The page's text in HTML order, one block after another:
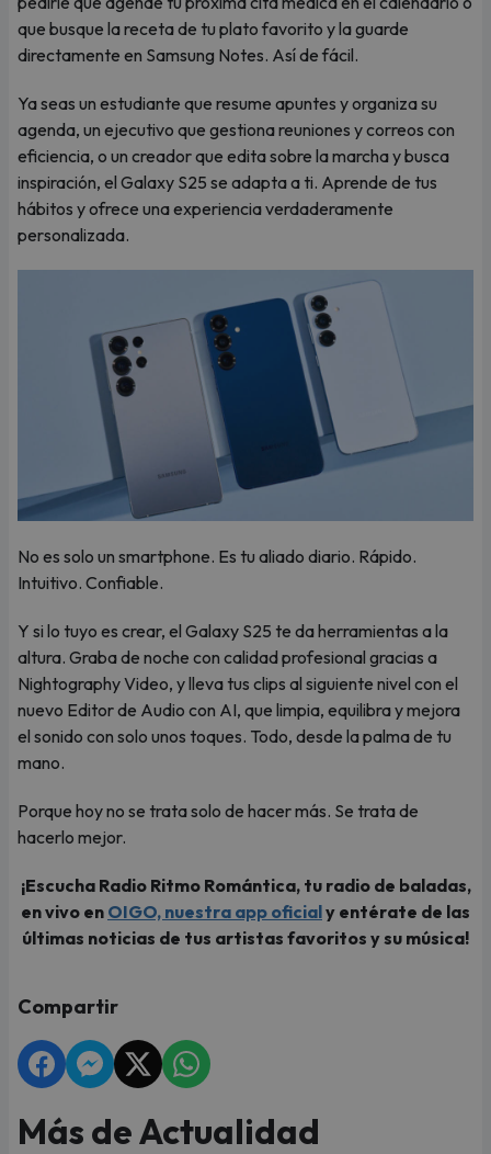
que busque la receta de tu plato favorito y la guarde
directamente en Samsung Notes. Así de fácil.
Ya seas un estudiante que resume apuntes y organiza su
agenda, un ejecutivo que gestiona reuniones y correos con
eficiencia, o un creador que edita sobre la marcha y busca
inspiración, el Galaxy S25 se adapta a ti. Aprende de tus
hábitos y ofrece una experiencia verdaderamente
personalizada.
No es solo un smartphone. Es tu aliado diario. Rápido.
Intuitivo. Confiable.
Y si lo tuyo es crear, el Galaxy S25 te da herramientas a la
altura. Graba de noche con calidad profesional gracias a
Nightography Video, y lleva tus clips al siguiente nivel con el
nuevo Editor de Audio con AI, que limpia, equilibra y mejora
el sonido con solo unos toques. Todo, desde la palma de tu
mano.
Porque hoy no se trata solo de hacer más. Se trata de
hacerlo mejor.
¡Escucha Radio Ritmo Romántica, tu radio de baladas,
en vivo en OIGO, nuestra app oficialy entérate de las
últimas noticias de tus artistas favoritos y su música!
Compartir
Más de Actualidad